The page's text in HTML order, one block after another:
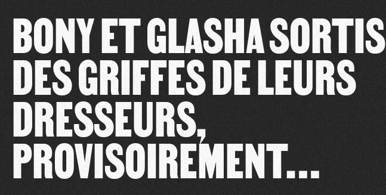
BONY ET GLASHA SORTIS
DES GRIFFES DE LEURS
DRESSEURS,
PROVISOIREMENT…